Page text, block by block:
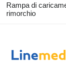
Rampa di
rimorchio